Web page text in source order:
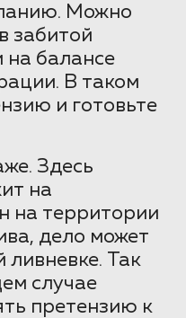
Можно
забитой
на балансе
В таком
и готовьте
Здесь
на
на территории
дело может
ливневке. Так
случае
претензию к